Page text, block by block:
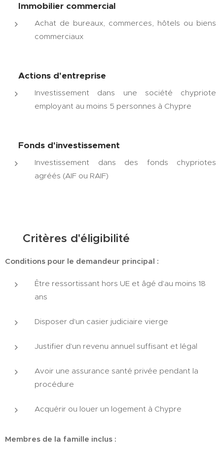
🏢 Immobilier commercial
Achat de bureaux, commerces, hôtels ou biens
commerciaux
📈 Actions d'entreprise
Investissement dans une société chypriote
employant au moins 5 personnes à Chypre
💼 Fonds d'investissement
Investissement dans des fonds chypriotes
agréés (AIF ou RAIF)
👨‍👩‍👧‍👦 Critères d'éligibilité
Conditions pour le demandeur principal :
Être ressortissant hors UE et âgé d'au moins 18
ans
Disposer d'un casier judiciaire vierge
Justifier d'un revenu annuel suffisant et légal
Avoir une assurance santé privée pendant la
procédure
Acquérir ou louer un logement à Chypre
Membres de la famille inclus :